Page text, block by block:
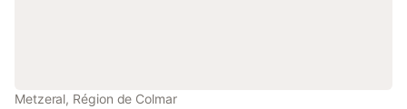
Metzeral, Région de Colmar